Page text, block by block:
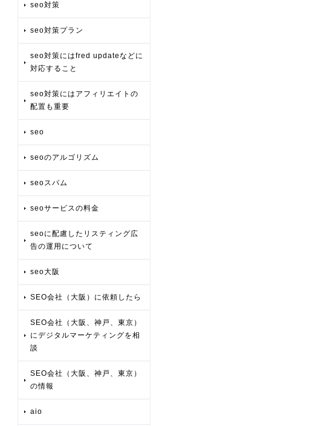
seo対策
seo対策プラン
seo対策にはfred updateなどに
対応すること
seo対策にはアフィリエイトの
配置も重要
seo
seoのアルゴリズム
seoスパム
seoサービスの料金
seoに配慮したリスティング広
告の運用について
seo大阪
SEO会社（大阪）に依頼したら
SEO会社（大阪、神戸、東京）
にデジタルマーケティングを相
談
SEO会社（大阪、神戸、東京）
の情報
aio